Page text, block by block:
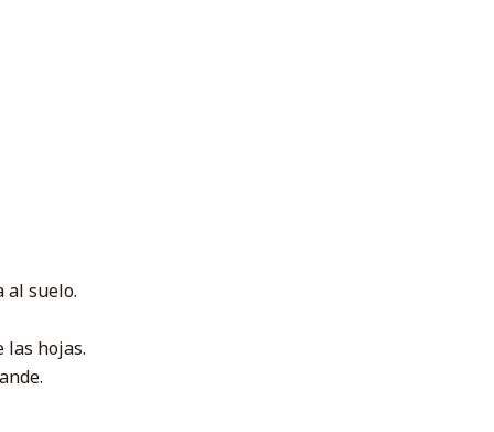
al suelo.
las hojas.